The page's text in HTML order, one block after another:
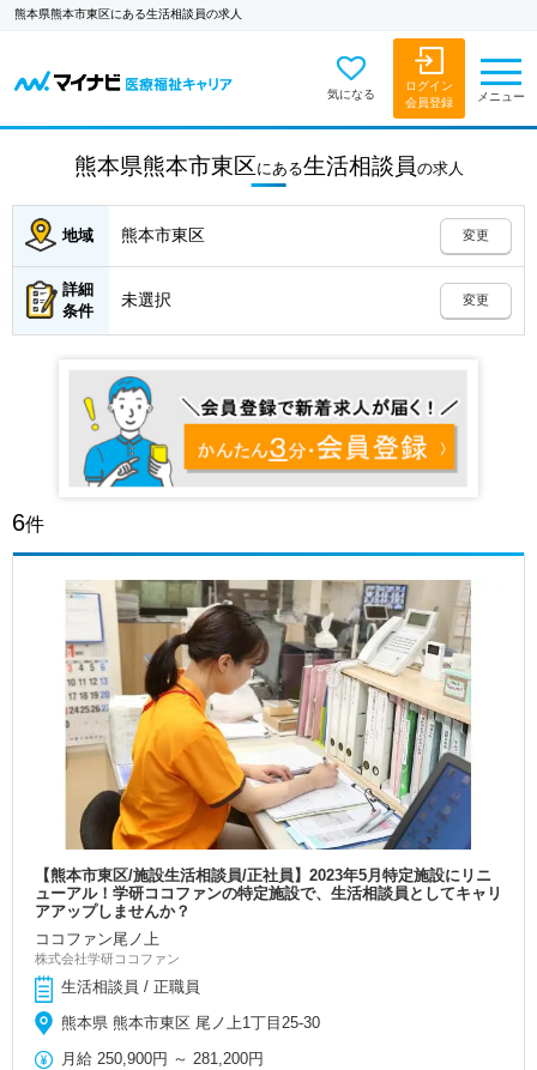
熊本県熊本市東区にある生活相談員の求人
気になる
ログイン
会員登録
メニュー
熊本県熊本市東区にある生活相談員の求人
地域 熊本市東区 変更
詳細
条件
未選択 変更
6件
【熊本市東区/施設生活相談員/正社員】2023年5月特定施設にリニ
ューアル！学研ココファンの特定施設で、生活相談員としてキャリ
アアップしませんか？
ココファン尾ノ上
株式会社学研ココファン
生活相談員 / 正職員
熊本県 熊本市東区 尾ノ上1丁目25-30
月給 250,900円 ～ 281,200円